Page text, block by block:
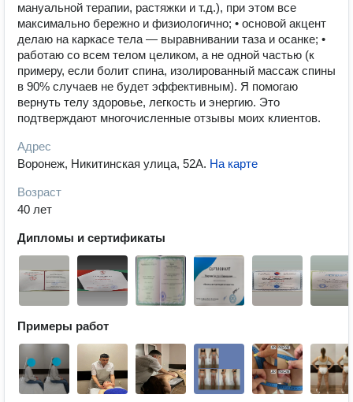
мануальной терапии, растяжки и т.д.), при этом все
максимально бережно и физиологично; • основой акцент
делаю на каркасе тела — выравнивании таза и осанке; •
работаю со всем телом целиком, а не одной частью (к
примеру, если болит спина, изолированный массаж спины
в 90% случаев не будет эффективным). Я помогаю
вернуть телу здоровье, легкость и энергию. Это
подтверждают многочисленные отзывы моих клиентов.
Адрес
Воронеж, Никитинская улица, 52А. На карте
Возраст
40 лет
Дипломы и сертификаты
Примеры работ